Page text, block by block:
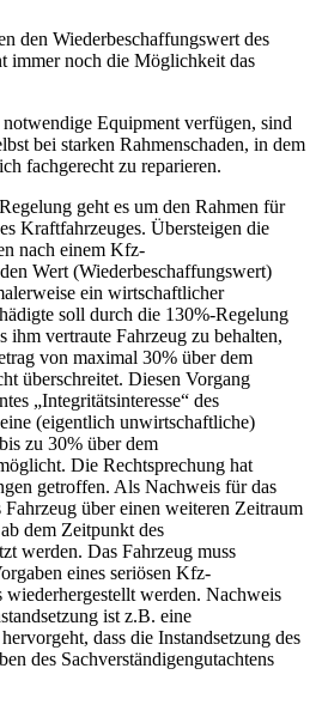
den Wiederbeschaffungswert des
immer noch die Möglichkeit das
Equipment verfügen, sind
bei starken Rahmenschaden, in dem
fachgerecht zu reparieren.
geht es um den Rahmen für
Kraftfahrzeuges. Übersteigen die
nach einem Kfz-
Wert (Wiederbeschaffungswert)
ein wirtschaftlicher
soll durch die 130%-Regelung
ihm vertraute Fahrzeug zu behalten,
von maximal 30% über dem
überschreitet. Diesen Vorgang
„Integritätsinteresse“ des
(eigentlich unwirtschaftliche)
zu 30% über dem
Die Rechtsprechung hat
getroffen. Als Nachweis für das
Fahrzeug über einen weiteren Zeitraum
dem Zeitpunkt des
werden. Das Fahrzeug muss
eines seriösen Kfz-
wiederhergestellt werden. Nachweis
ist z.B. eine
dass die Instandsetzung des
des Sachverständigengutachtens